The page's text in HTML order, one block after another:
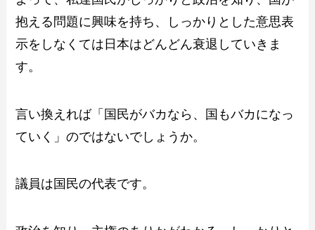
抱える問題に興味を持ち、しっかりとした意思表
示をしなくては日本はどんどん衰退していきま
す。
言い換えれば「国民がバカなら、国もバカになっ
ていく」のではないでしょうか。
議員は国民の代表です。